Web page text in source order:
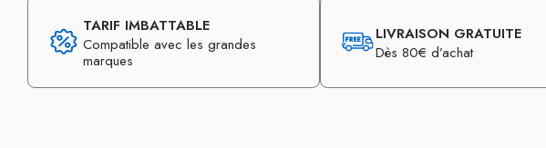
TARIF IMBATTABLE
Compatible avec les grandes
marques
LIVRAISON GRATUITE
Dès 80€ d’achat